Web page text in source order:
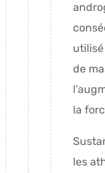
de
la
les